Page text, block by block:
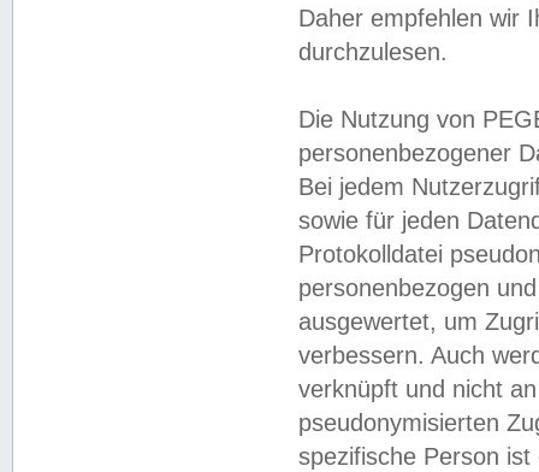
Daher empfehlen wir
durchzulesen.
Die Nutzung von
personenbezogener
Bei jedem
sowie für jeden
Protokolldatei
personenbezogen
ausgewertet, um
verbessern. Auch
verknüpft und nicht
pseudonymisierten
spezifische Person